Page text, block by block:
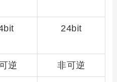
24bit
逆 非可逆